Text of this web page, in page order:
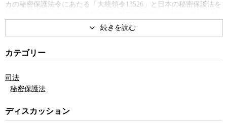
カの秘密保護法令にあたる「大統領令13526」と日本の秘密保護法を
約がある点や、その情報が公開されることで国家安全保障にどのよ
うな悪影響を及ぼすかを文書で明確にしなければならないこと、文
書全体ではなく段落ごとに秘密指定が必要なのに対し、日本の秘密
保護法にはいずれの制約もない点を指摘。12月までに制定されるこ
とが重要になるとの認識を示した。
政府は昨年12月6日に可決した秘密保護法が1年以内の施行を明記
し、閣議決定をしなければならない。現在、渡辺恒雄読売新聞グル
カテゴリー
司法
秘密保護法
ディスカッション